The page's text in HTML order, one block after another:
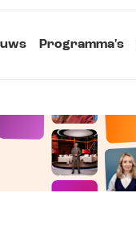
Programma's